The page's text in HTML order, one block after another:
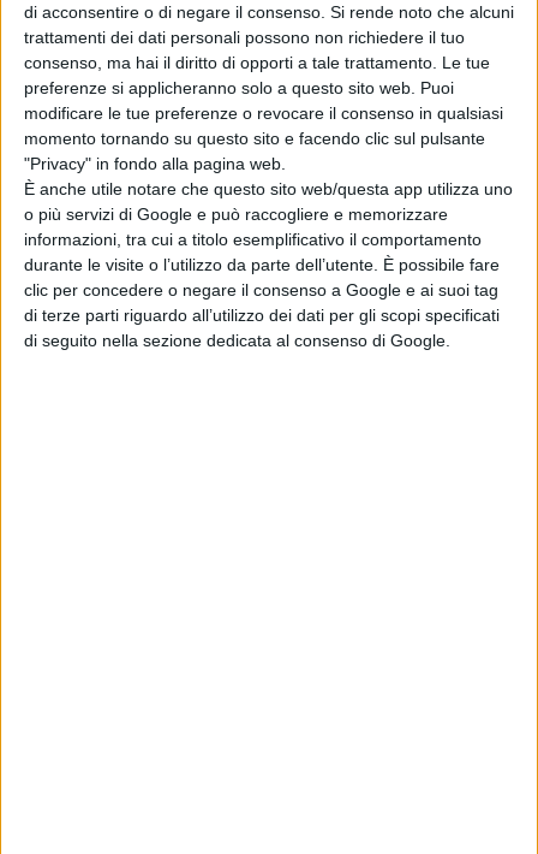
di acconsentire o di negare il consenso. Si rende noto che alcuni
trattamenti dei dati personali possono non richiedere il tuo
consenso, ma hai il diritto di opporti a tale trattamento. Le tue
preferenze si applicheranno solo a questo sito web. Puoi
modificare le tue preferenze o revocare il consenso in qualsiasi
momento tornando su questo sito e facendo clic sul pulsante
"Privacy" in fondo alla pagina web.
È anche utile notare che questo sito web/questa app utilizza uno
o più servizi di Google e può raccogliere e memorizzare
informazioni, tra cui a titolo esemplificativo il comportamento
durante le visite o l’utilizzo da parte dell’utente. È possibile fare
clic per concedere o negare il consenso a Google e ai suoi tag
di terze parti riguardo all’utilizzo dei dati per gli scopi specificati
di seguito nella sezione dedicata al consenso di Google.